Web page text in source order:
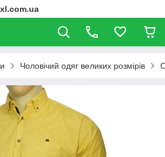
Чоловічий одяг великих розмірів